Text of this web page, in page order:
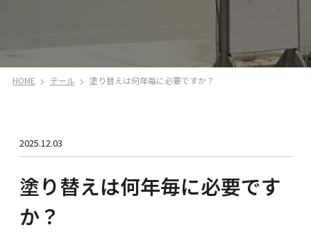
HOME テール 塗り替えは何年毎に必要ですか？
2025.12.03
塗り替えは何年毎に必要です
か？